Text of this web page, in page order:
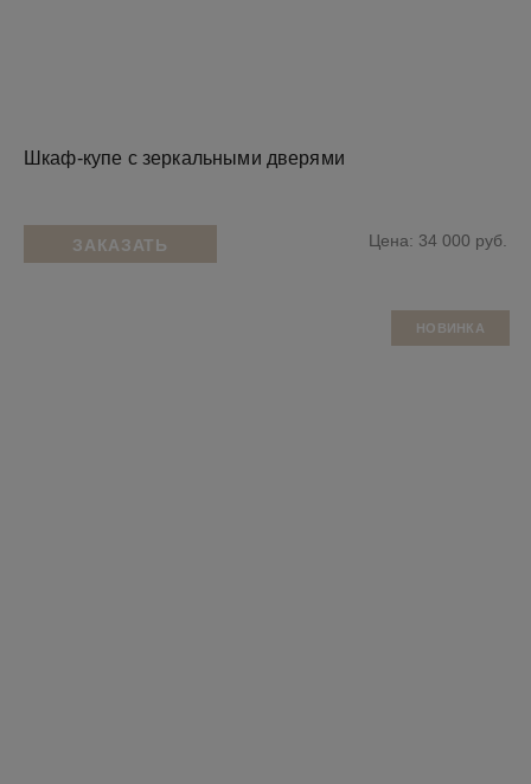
Шкаф-купе с зеркальными дверями
ЗАКАЗАТЬ Цена: 34 000 руб.
НОВИНКА